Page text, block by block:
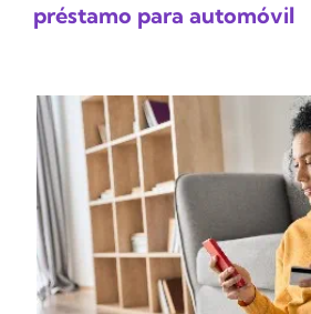
préstamo para automóvil